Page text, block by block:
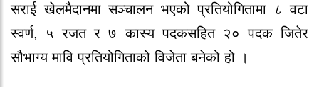
सराई खेलमैदानमा सञ्चालन भएको प्रतियोगितामा ८ वटा
स्वर्ण, ५ रजत र ७ कास्य पदकसहित २० पदक जितेर
सौभाग्य मावि प्रतियोगिताको विजेता बनेको हो ।